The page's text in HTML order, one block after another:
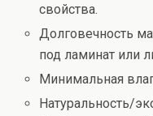
свойства.
Долговечность
под ламинат или
Минимальная
Натуральность/